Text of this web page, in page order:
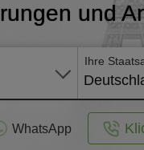
und
Ihre
WhatsApp